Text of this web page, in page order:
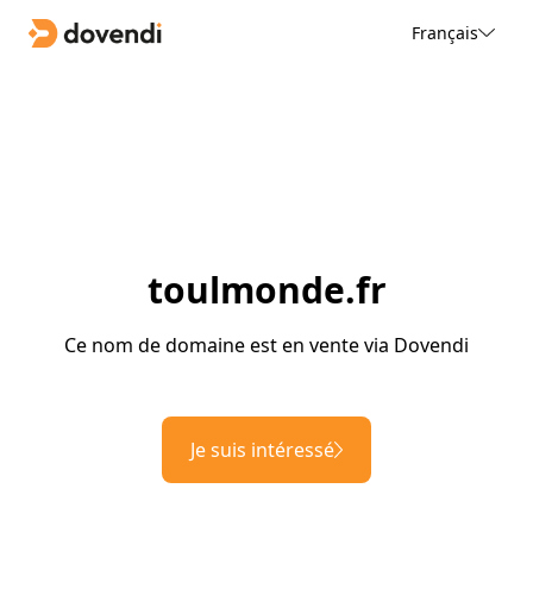
Français
toulmonde.fr
Ce nom de domaine est en vente via Dovendi
Je suis intéressé